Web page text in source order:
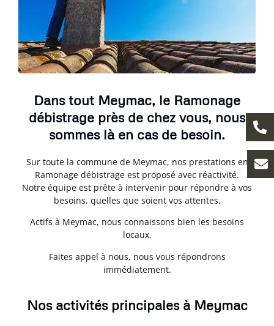
Dans tout Meymac, le Ramonage
débistrage près de chez vous, nous
sommes là en cas de besoin.
Sur toute la commune de Meymac, nos prestations en
Ramonage débistrage est proposé avec réactivité.
Notre équipe est prête à intervenir pour répondre à vos
besoins, quelles que soient vos attentes.
Actifs à Meymac, nous connaissons bien les besoins
locaux.
Faites appel à nous, nous vous répondrons
immédiatement.
Nos activités principales à Meymac